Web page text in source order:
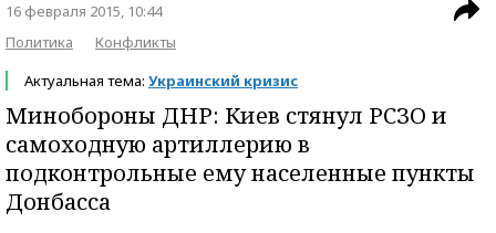
16 февраля 2015, 10:44
Политика
Конфликты
Актуальная тема: Украинский кризис
Минобороны ДНР: Киев стянул РСЗО и
самоходную артиллерию в
подконтрольные ему населенные пункты
Донбасса